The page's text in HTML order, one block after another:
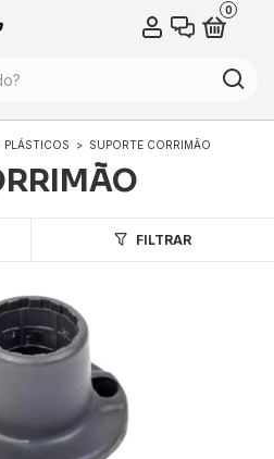
0
PLÁSTICOS > SUPORTE CORRIMÃO
FILTRAR